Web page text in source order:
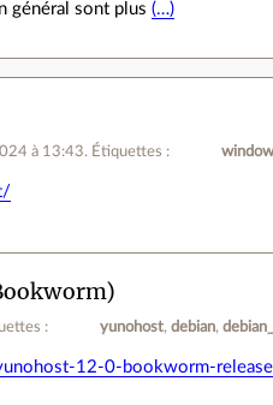
général sont plus(…)
à 13:43. Étiquettes :
: yunohost debian
12-0-bookworm-